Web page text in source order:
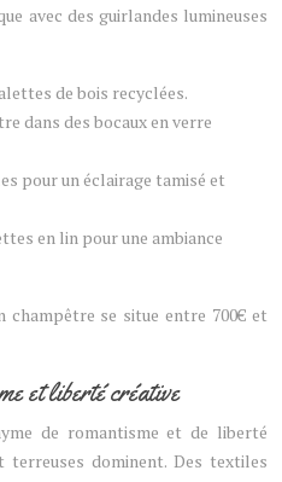
avec des guirlandes lumineuses
de bois recyclées.
dans des bocaux en verre
pour un éclairage tamisé et
en lin pour une ambiance
champêtre se situe entre 700€ et
et liberté créative
de romantisme et de liberté
dominent. Des textiles